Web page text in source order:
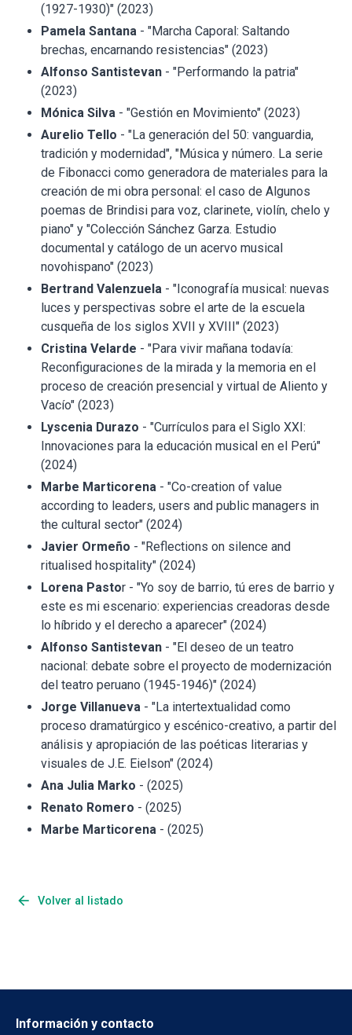
(1927-1930)" (2023)
Pamela Santana - "Marcha Caporal: Saltando
brechas, encarnando resistencias" (2023)
Alfonso Santistevan - "Performando la patria"
(2023)
Mónica Silva - "Gestión en Movimiento" (2023)
Aurelio Tello - "La generación del 50: vanguardia,
tradición y modernidad", "Música y número. La serie
de Fibonacci como generadora de materiales para la
creación de mi obra personal: el caso de Algunos
poemas de Brindisi para voz, clarinete, violín, chelo y
piano" y "Colección Sánchez Garza. Estudio
documental y catálogo de un acervo musical
novohispano" (2023)
Bertrand Valenzuela - "Iconografía musical: nuevas
luces y perspectivas sobre el arte de la escuela
cusqueña de los siglos XVII y XVIII" (2023)
Cristina Velarde - "Para vivir mañana todavía:
Reconfiguraciones de la mirada y la memoria en el
proceso de creación presencial y virtual de Aliento y
Vacío" (2023)
Lyscenia Durazo - "Currículos para el Siglo XXI:
Innovaciones para la educación musical en el Perú"
(2024)
Marbe Marticorena - "Co-creation of value
according to leaders, users and public managers in
the cultural sector" (2024)
Javier Ormeño - "Reflections on silence and
ritualised hospitality" (2024)
Lorena Pastor - "Yo soy de barrio, tú eres de barrio y
este es mi escenario: experiencias creadoras desde
lo híbrido y el derecho a aparecer" (2024)
Alfonso Santistevan - "El deseo de un teatro
nacional: debate sobre el proyecto de modernización
del teatro peruano (1945-1946)" (2024)
Jorge Villanueva - "La intertextualidad como
proceso dramatúrgico y escénico-creativo, a partir del
análisis y apropiación de las poéticas literarias y
visuales de J.E. Eielson" (2024)
Ana Julia Marko - (2025)
Renato Romero - (2025)
Marbe Marticorena - (2025)
arrow_back Volver al listado
Información y contacto